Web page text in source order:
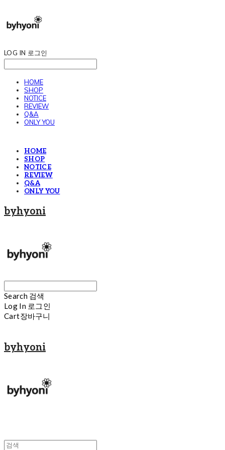
LOG IN 로그인
HOME
SHOP
NOTICE
REVIEW
Q&A
ONLY YOU
HOME
SHOP
NOTICE
REVIEW
Q&A
ONLY YOU
byhyoni
Search 검색
Log In 로그인
Cart장바구니
byhyoni